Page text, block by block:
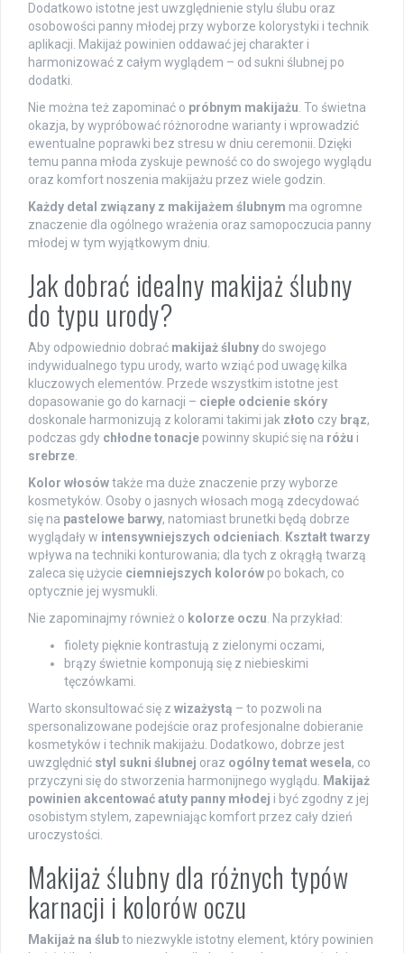
Dodatkowo istotne jest uwzględnienie stylu ślubu oraz
osobowości panny młodej przy wyborze kolorystyki i technik
aplikacji. Makijaż powinien oddawać jej charakter i
harmonizować z całym wyglądem – od sukni ślubnej po
dodatki.
Nie można też zapominać o próbnym makijażu. To świetna
okazja, by wypróbować różnorodne warianty i wprowadzić
ewentualne poprawki bez stresu w dniu ceremonii. Dzięki
temu panna młoda zyskuje pewność co do swojego wyglądu
oraz komfort noszenia makijażu przez wiele godzin.
Każdy detal związany z makijażem ślubnym ma ogromne
znaczenie dla ogólnego wrażenia oraz samopoczucia panny
młodej w tym wyjątkowym dniu.
Jak dobrać idealny makijaż ślubny
do typu urody?
Aby odpowiednio dobrać makijaż ślubny do swojego
indywidualnego typu urody, warto wziąć pod uwagę kilka
kluczowych elementów. Przede wszystkim istotne jest
dopasowanie go do karnacji – ciepłe odcienie skóry
doskonale harmonizują z kolorami takimi jak złoto czy brąz,
podczas gdy chłodne tonacje powinny skupić się na różu i
srebrze.
Kolor włosówtakże ma duże znaczenie przy wyborze
kosmetyków. Osoby o jasnych włosach mogą zdecydować
się na pastelowe barwy, natomiast brunetki będą dobrze
wyglądały w intensywniejszych odcieniach. Kształt twarzy
wpływa na techniki konturowania; dla tych z okrągłą twarzą
zaleca się użycie ciemniejszych kolorów po bokach, co
optycznie jej wysmukli.
Nie zapominajmy również o kolorze oczu. Na przykład:
fiolety pięknie kontrastują z zielonymi oczami,
brązy świetnie komponują się z niebieskimi
tęczówkami.
Warto skonsultować się z wizażystą – to pozwoli na
spersonalizowane podejście oraz profesjonalne dobieranie
kosmetyków i technik makijażu. Dodatkowo, dobrze jest
uwzględnić styl sukni ślubnej oraz ogólny temat wesela, co
przyczyni się do stworzenia harmonijnego wyglądu. Makijaż
powinien akcentować atuty panny młodej i być zgodny z jej
osobistym stylem, zapewniając komfort przez cały dzień
uroczystości.
Makijaż ślubny dla różnych typów
karnacji i kolorów oczu
Makijaż na ślubto niezwykle istotny element, który powinien